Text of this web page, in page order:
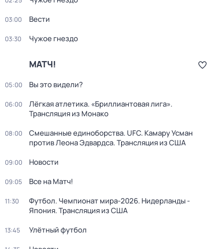
03:00 Вести
03:30 Чужое гнездо
МАТЧ!
05:00 Вы это видели?
06:00
Лёгкая атлетика. «Бриллиантовая лига».
Трансляция из Монако
08:00
Смешанные единоборства. UFC. Камару Усман
против Леона Эдвардса. Трансляция из США
09:00 Новости
09:05 Все на Матч!
11:30
Футбол. Чемпионат мира-2026. Нидерланды -
Япония. Трансляция из США
13:45 Улётный футбол